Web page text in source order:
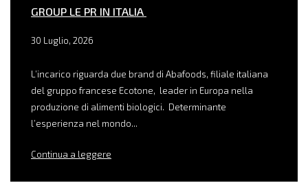
GROUP LE PR IN ITALIA
30 Luglio, 2026
L’incarico riguarda due brand di Abafoods, filiale italiana
del gruppo francese Ecotone, leader in Europa nella
produzione di alimenti biologici. Determinante
l’esperienza nel mondo...
Continua a leggere